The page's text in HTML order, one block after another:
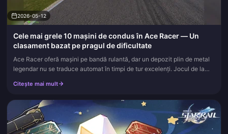
2026-05-12
Cele mai grele 10 mașini de condus în Ace Racer — Un
clasament bazat pe pragul de dificultate
Ace Racer oferă mașini pe bandă rulantă, dar un depozit plin de metal
legendar nu se traduce automat în timpi de tur excelenți. Jocul de la
Citește mai mult